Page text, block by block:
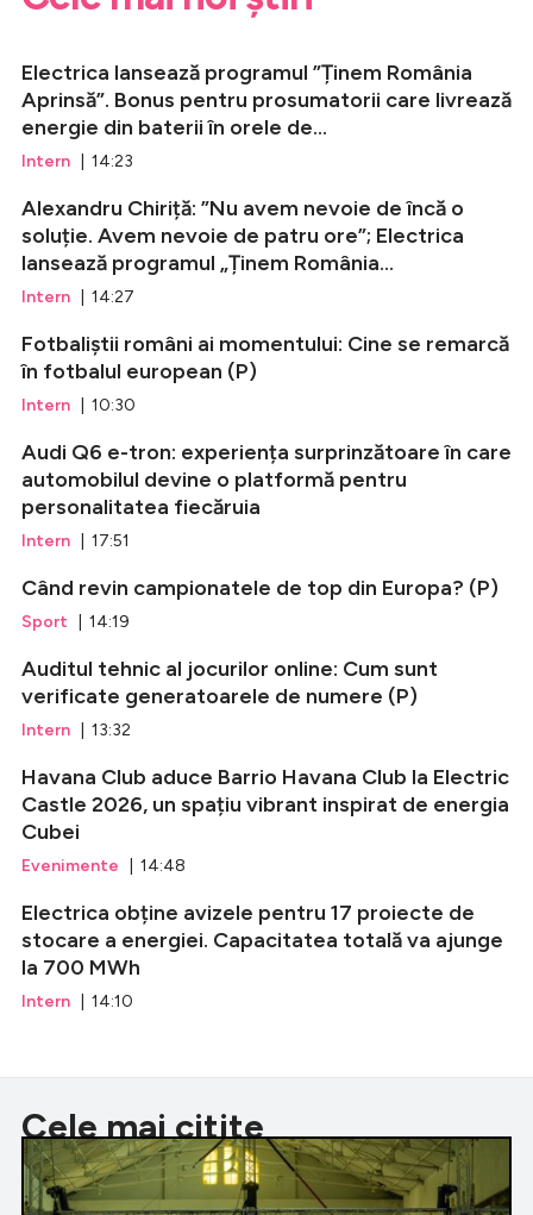
Electrica lansează programul ”Ținem România
Aprinsă”. Bonus pentru prosumatorii care livrează
energie din baterii în orele de...
Intern | 14:23
Alexandru Chiriță: ”Nu avem nevoie de încă o
soluție. Avem nevoie de patru ore”; Electrica
lansează programul „Ținem România...
Intern | 14:27
Fotbaliștii români ai momentului: Cine se remarcă
în fotbalul european (P)
Intern | 10:30
Audi Q6 e-tron: experiența surprinzătoare în care
automobilul devine o platformă pentru
personalitatea fiecăruia
Intern | 17:51
Când revin campionatele de top din Europa? (P)
Sport | 14:19
Auditul tehnic al jocurilor online: Cum sunt
verificate generatoarele de numere (P)
Intern | 13:32
Havana Club aduce Barrio Havana Club la Electric
Castle 2026, un spațiu vibrant inspirat de energia
Cubei
Evenimente | 14:48
Electrica obține avizele pentru 17 proiecte de
stocare a energiei. Capacitatea totală va ajunge
la 700 MWh
Intern | 14:10
Cele mai citite